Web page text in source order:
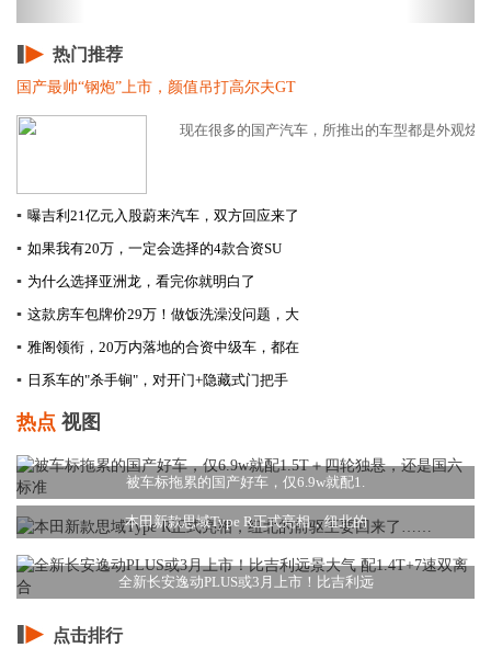
热门推荐
国产最帅“钢炮”上市，颜值吊打高尔夫GT
现在很多的国产汽车，所推出的车型都是外观炫
▪ 曝吉利21亿元入股蔚来汽车，双方回应来了
▪ 如果我有20万，一定会选择的4款合资SU
▪ 为什么选择亚洲龙，看完你就明白了
▪ 这款房车包牌价29万！做饭洗澡没问题，大
▪ 雅阁领衔，20万内落地的合资中级车，都在
▪ 日系车的"杀手锏"，对开门+隐藏式门把手
热点 视图
被车标拖累的国产好车，仅6.9w就配1.
本田新款思域Type R正式亮相，纽北的
全新长安逸动PLUS或3月上市！比吉利远
点击排行